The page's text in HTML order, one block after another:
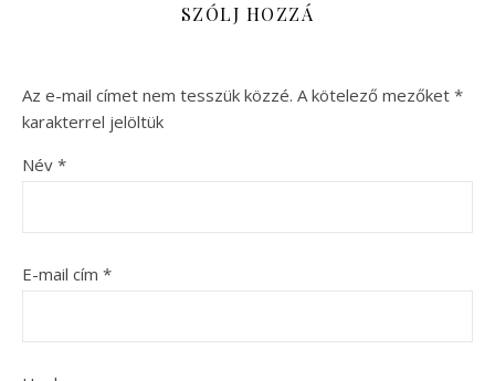
SZÓLJ HOZZÁ
Az e-mail címet nem tesszük közzé. A kötelező mezőket *
karakterrel jelöltük
Név *
E-mail cím *